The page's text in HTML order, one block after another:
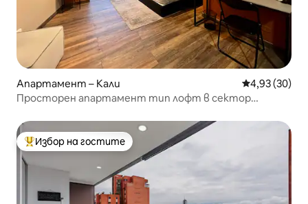
Апартамент – Кали Средна
4,93 (30)
Просторен апартамент тип лофт в сектор
Най-популярен избор на гостите
Избор на гостите